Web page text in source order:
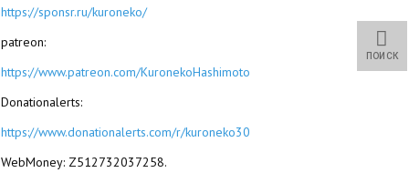
https://sponsr.ru/kuroneko/
patreon:
https://www.patreon.com/KuronekoHashimoto
Donationalerts:
https://www.donationalerts.com/r/kuroneko30
WebMoney: Z512732037258.
ПОИСК